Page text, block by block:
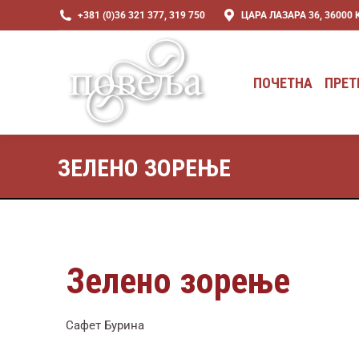
+381 (0)36 321 377, 319 750 ЦАРА ЛАЗАРА 36, 36000
ПОЧЕТНА
ЗЕЛЕНО ЗОРЕЊЕ
Зелено зорење
Сафет Бурина